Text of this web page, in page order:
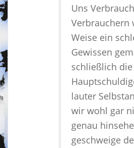
Uns
Verbrauchern
Weise ein
Gewissen
schließlich die
lauter
wir wohl gar
genau
geschweige